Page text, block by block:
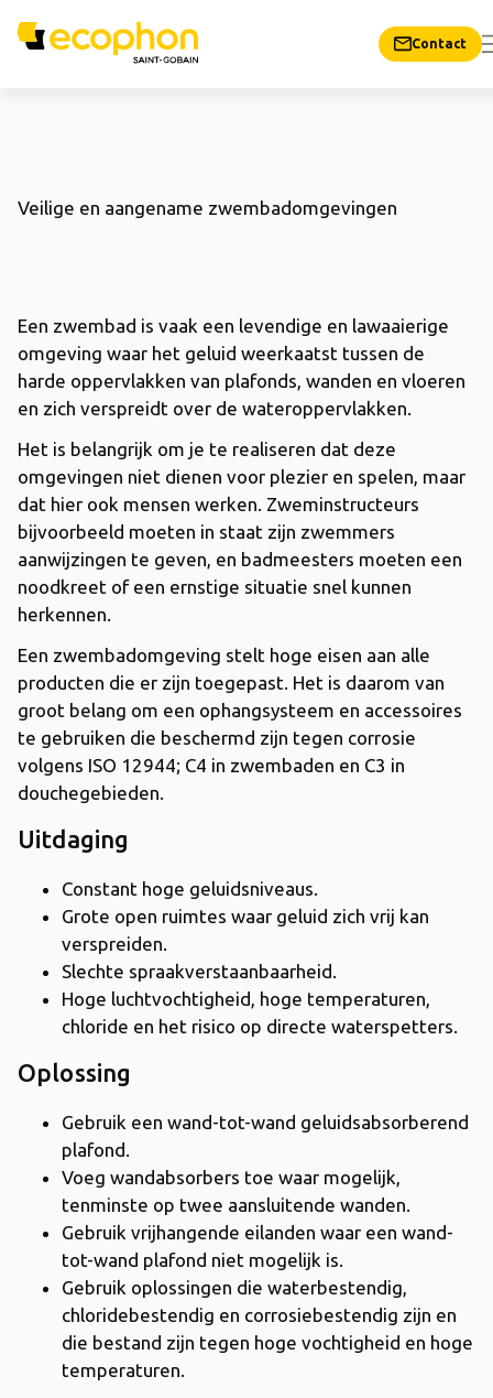
Contact
Veilige en aangename zwembadomgevingen
Een zwembad is vaak een levendige en lawaaierige
omgeving waar het geluid weerkaatst tussen de
harde oppervlakken van plafonds, wanden en vloeren
en zich verspreidt over de wateroppervlakken.
Het is belangrijk om je te realiseren dat deze
omgevingen niet dienen voor plezier en spelen, maar
dat hier ook mensen werken. Zweminstructeurs
bijvoorbeeld moeten in staat zijn zwemmers
aanwijzingen te geven, en badmeesters moeten een
noodkreet of een ernstige situatie snel kunnen
herkennen.
Een zwembadomgeving stelt hoge eisen aan alle
producten die er zijn toegepast. Het is daarom van
groot belang om een ophangsysteem en accessoires
te gebruiken die beschermd zijn tegen corrosie
volgens ISO 12944; C4 in zwembaden en C3 in
douchegebieden.
Uitdaging
Constant hoge geluidsniveaus.
Grote open ruimtes waar geluid zich vrij kan
verspreiden.
Slechte spraakverstaanbaarheid.
Hoge luchtvochtigheid, hoge temperaturen,
chloride en het risico op directe waterspetters.
Oplossing
Gebruik een wand-tot-wand geluidsabsorberend
plafond.
Voeg wandabsorbers toe waar mogelijk,
tenminste op twee aansluitende wanden.
Gebruik vrijhangende eilanden waar een wand-
tot-wand plafond niet mogelijk is.
Gebruik oplossingen die waterbestendig,
chloridebestendig en corrosiebestendig zijn en
die bestand zijn tegen hoge vochtigheid en hoge
temperaturen.